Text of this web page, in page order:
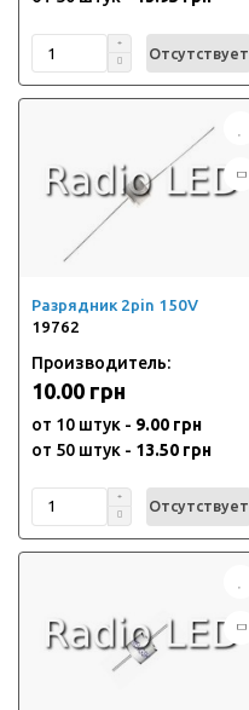
Отсутствует
Разрядник 2pin 150V
19762
Производитель:
10.00 грн
от 10 штук - 9.00 грн
от 50 штук - 13.50 грн
Отсутствует